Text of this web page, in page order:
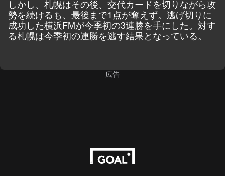
しかし、札幌はその後、交代カードを切りながら攻
勢を続けるも、最後まで1点が奪えず。逃げ切りに
成功した横浜FMが今季初の3連勝を手にした。対す
る札幌は今季初の連勝を逃す結果となっている。
広告